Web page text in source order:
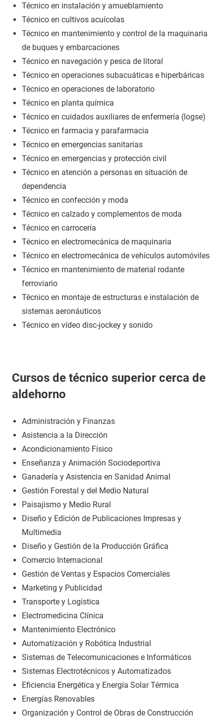
Técnico en instalación y amueblamiento
Técnico en cultivos acuícolas
Técnico en mantenimiento y control de la maquinaria
de buques y embarcaciones
Técnico en navegación y pesca de litoral
Técnico en operaciones subacuáticas e hiperbáricas
Técnico en operaciones de laboratorio
Técnico en planta química
Técnico en cuidados auxiliares de enfermería (logse)
Técnico en farmacia y parafarmacia
Técnico en emergencias sanitarias
Técnico en emergencias y protección civil
Técnico en atención a personas en situación de
dependencia
Técnico en confección y moda
Técnico en calzado y complementos de moda
Técnico en carrocería
Técnico en electromecánica de maquinaria
Técnico en electromecánica de vehículos automóviles
Técnico en mantenimiento de material rodante
ferroviario
Técnico en montaje de estructuras e instalación de
sistemas aeronáuticos
Técnico en vídeo disc-jockey y sonido
Cursos de técnico superior cerca de
aldehorno
Administración y Finanzas
Asistencia a la Dirección
Acondicionamiento Físico
Enseñanza y Animación Sociodeportiva
Ganadería y Asistencia en Sanidad Animal
Gestión Forestal y del Medio Natural
Paisajismo y Medio Rural
Diseño y Edición de Publicaciones Impresas y
Multimedia
Diseño y Gestión de la Producción Gráfica
Comercio Internacional
Gestión de Ventas y Espacios Comerciales
Marketing y Publicidad
Transporte y Logística
Electromedicina Clínica
Mantenimiento Electrónico
Automatización y Robótica Industrial
Sistemas de Telecomunicaciones e Informáticos
Sistemas Electrotécnicos y Automatizados
Eficiencia Energética y Energía Solar Térmica
Energías Renovables
Organización y Control de Obras de Construcción